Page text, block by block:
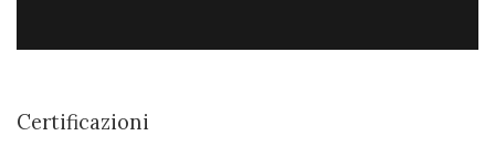
Certificazioni